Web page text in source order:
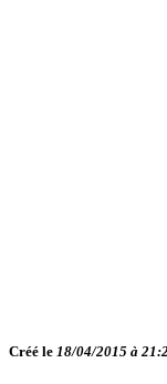
Créé le 18/04/2015 à